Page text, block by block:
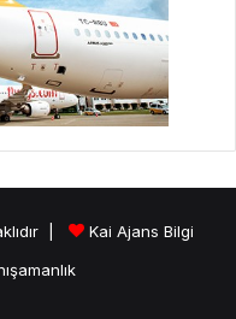
|
Kai Ajans Bilgi